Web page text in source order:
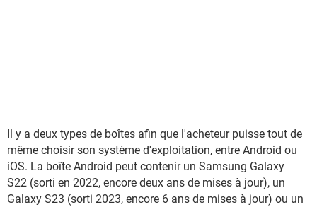
Il y a deux types de boîtes afin que l'acheteur puisse tout de
même choisir son système d'exploitation, entre Android ou
iOS. La boîte Android peut contenir un Samsung Galaxy
S22 (sorti en 2022, encore deux ans de mises à jour), un
Galaxy S23 (sorti 2023, encore 6 ans de mises à jour) ou un